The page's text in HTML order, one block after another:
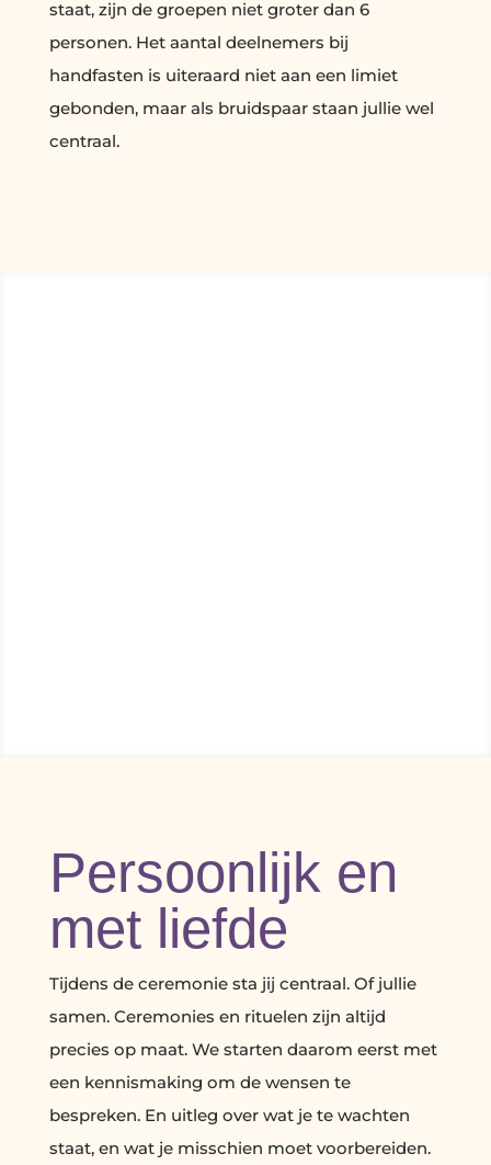
staat, zijn de groepen niet groter dan 6
personen. Het aantal deelnemers bij
handfasten is uiteraard niet aan een limiet
gebonden, maar als bruidspaar staan jullie wel
centraal.
Persoonlijk en
met liefde
Tijdens de ceremonie sta jij centraal. Of jullie
samen. Ceremonies en rituelen zijn altijd
precies op maat. We starten daarom eerst met
een kennismaking om de wensen te
bespreken. En uitleg over wat je te wachten
staat, en wat je misschien moet voorbereiden.